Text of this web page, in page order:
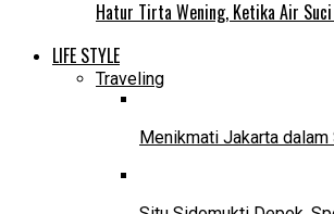
Hatur Tirta Wening, Ketika Air
LIFE STYLE
Traveling
Menikmati Jakarta